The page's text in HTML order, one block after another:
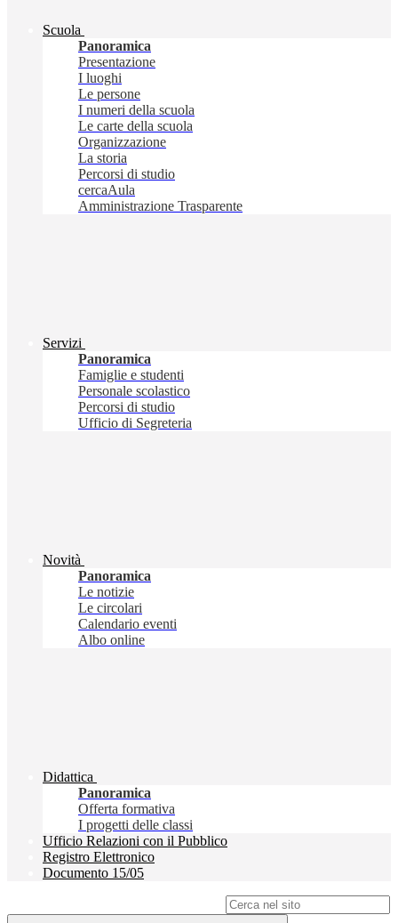
Scuola
Panoramica
Presentazione
I luoghi
Le persone
I numeri della scuola
Le carte della scuola
Organizzazione
La storia
Percorsi di studio
cercaAula
Amministrazione Trasparente
Servizi
Panoramica
Famiglie e studenti
Personale scolastico
Percorsi di studio
Ufficio di Segreteria
Novità
Panoramica
Le notizie
Le circolari
Calendario eventi
Albo online
Didattica
Panoramica
Offerta formativa
I progetti delle classi
Ufficio Relazioni con il Pubblico
Registro Elettronico
Documento 15/05